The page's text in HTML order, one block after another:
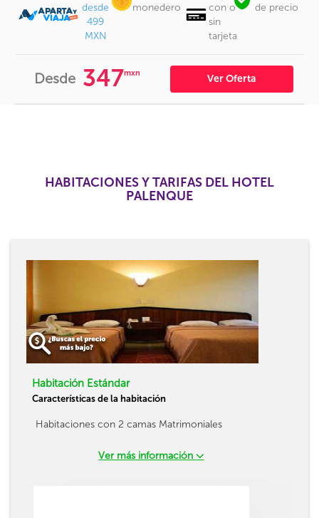
desde
499
MXN
monedero
con o
sin
tarjeta
de precio
Desde 347mxn Ver Oferta
HABITACIONES Y TARIFAS DEL HOTEL
PALENQUE
Habitación Estándar
Características de la habitación
Habitaciones con 2 camas Matrimoniales
Ver más información